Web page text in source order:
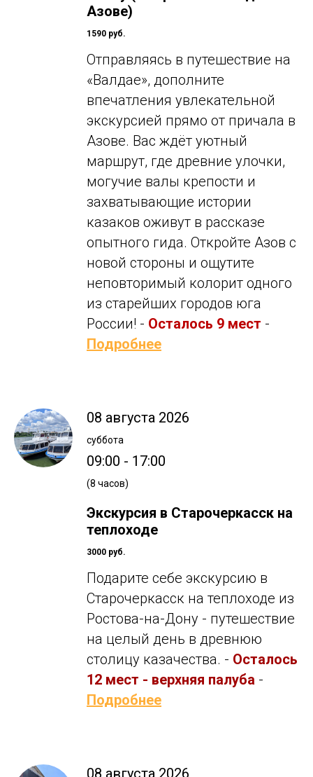
Азове)
1590 руб.
Отправляясь в путешествие на
«Валдае», дополните
впечатления увлекательной
экскурсией прямо от причала в
Азове. Вас ждёт уютный
маршрут, где древние улочки,
могучие валы крепости и
захватывающие истории
казаков оживут в рассказе
опытного гида. Откройте Азов с
новой стороны и ощутите
неповторимый колорит одного
из старейших городов юга
России! - Осталось 9 мест -
Подробнее
08 августа 2026
суббота
09:00 - 17:00
(8 часов)
Экскурсия в Старочеркасск на
теплоходе
3000 руб.
Подарите себе экскурсию в
Старочеркасск на теплоходе из
Ростова-на-Дону - путешествие
на целый день в древнюю
столицу казачества. - Осталось
12 мест - верхняя палуба -
Подробнее
08 августа 2026